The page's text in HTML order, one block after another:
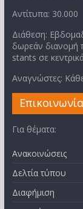
Αντίτυπα: 30.000
Διάθεση:
δωρεάν διανομή
stants σε
Αναγνώστες: Κάθε
Επικοινωνία
Για θέματα:
Ανακοινώσεις
Δελτία τύπου
Διαφήμιση